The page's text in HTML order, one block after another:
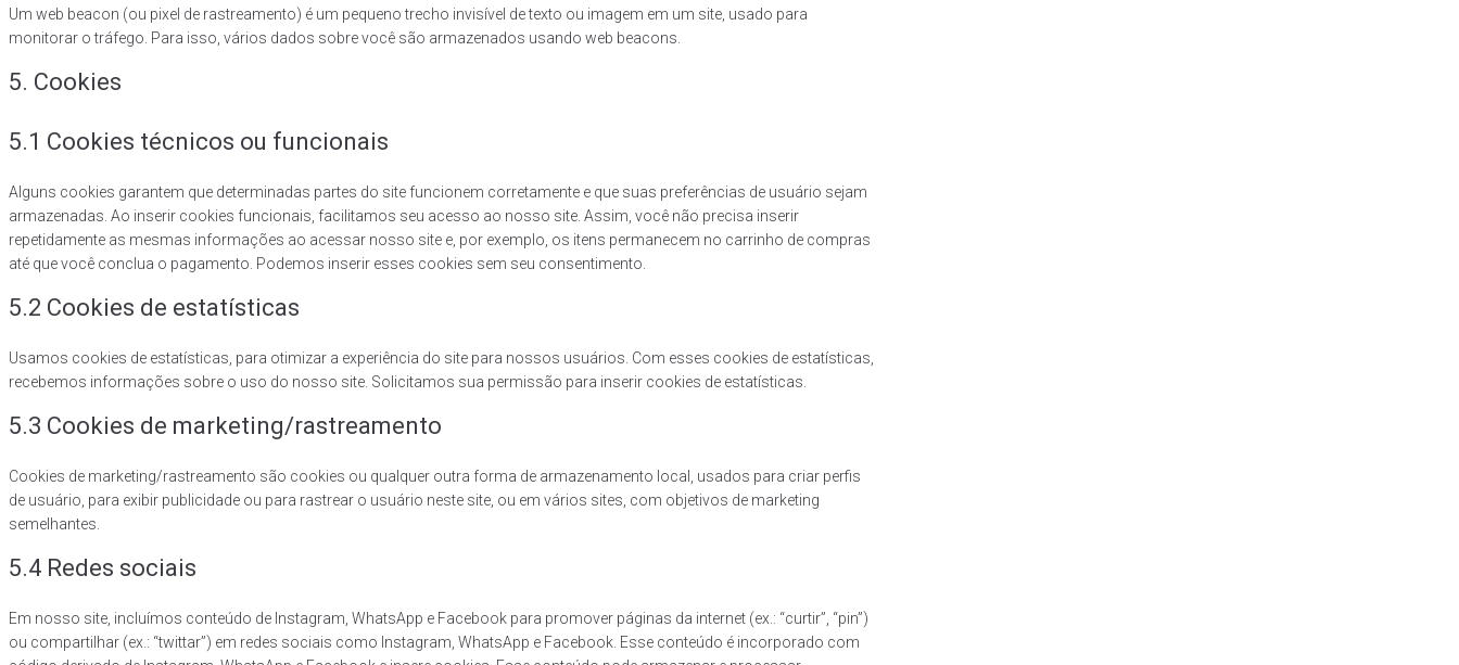
Um web beacon (ou pixel de rastreamento) é um pequeno trecho invisível de texto ou imagem em um site, usado para
monitorar o tráfego. Para isso, vários dados sobre você são armazenados usando web beacons.
5. Cookies
5.1 Cookies técnicos ou funcionais
Alguns cookies garantem que determinadas partes do site funcionem corretamente e que suas preferências de usuário sejam
armazenadas. Ao inserir cookies funcionais, facilitamos seu acesso ao nosso site. Assim, você não precisa inserir
repetidamente as mesmas informações ao acessar nosso site e, por exemplo, os itens permanecem no carrinho de compras
até que você conclua o pagamento. Podemos inserir esses cookies sem seu consentimento.
5.2 Cookies de estatísticas
Usamos cookies de estatísticas, para otimizar a experiência do site para nossos usuários. Com esses cookies de estatísticas,
recebemos informações sobre o uso do nosso site. Solicitamos sua permissão para inserir cookies de estatísticas.
5.3 Cookies de marketing/rastreamento
Cookies de marketing/rastreamento são cookies ou qualquer outra forma de armazenamento local, usados para criar perfis
de usuário, para exibir publicidade ou para rastrear o usuário neste site, ou em vários sites, com objetivos de marketing
semelhantes.
5.4 Redes sociais
Em nosso site, incluímos conteúdo de Instagram, WhatsApp e Facebook para promover páginas da internet (ex.: “curtir”, “pin”)
ou compartilhar (ex.: “twittar”) em redes sociais como Instagram, WhatsApp e Facebook. Esse conteúdo é incorporado com